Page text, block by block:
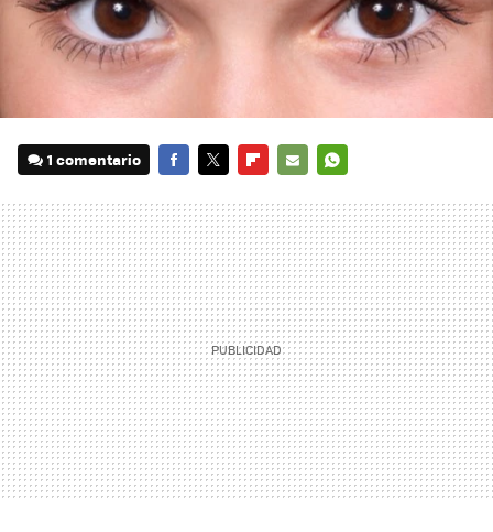
1 comentario
MAIL